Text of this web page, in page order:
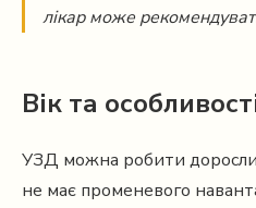
лікар може
Вік та
УЗД можна робити
не має променевого